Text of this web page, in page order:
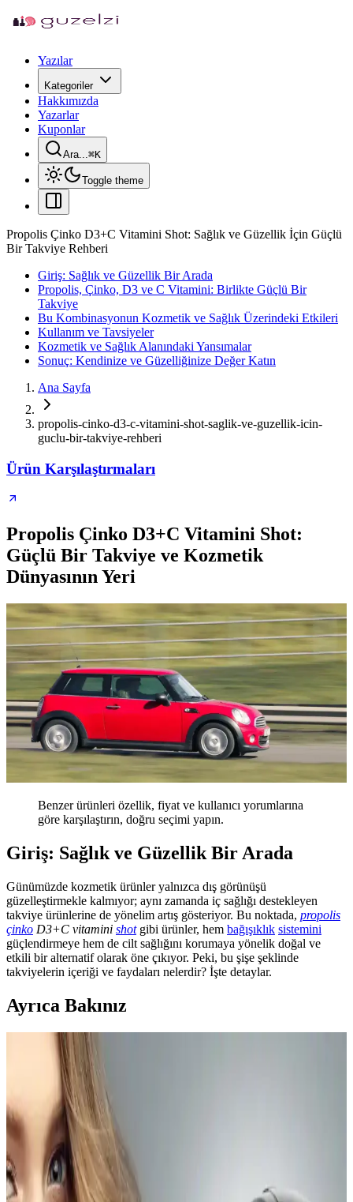
Yazılar
Kategoriler
Hakkımızda
Yazarlar
Kuponlar
Ara...⌘K
Toggle theme
Propolis Çinko D3+C Vitamini Shot: Sağlık ve Güzellik İçin Güçlü
Bir Takviye Rehberi
Giriş: Sağlık ve Güzellik Bir Arada
Propolis, Çinko, D3 ve C Vitamini: Birlikte Güçlü Bir
Takviye
Bu Kombinasyonun Kozmetik ve Sağlık Üzerindeki Etkileri
Kullanım ve Tavsiyeler
Kozmetik ve Sağlık Alanındaki Yansımalar
Sonuç: Kendinize ve Güzelliğinize Değer Katın
Ana Sayfa
propolis-cinko-d3-c-vitamini-shot-saglik-ve-guzellik-icin-
guclu-bir-takviye-rehberi
Ürün Karşılaştırmaları
Propolis Çinko D3+C Vitamini Shot:
Güçlü Bir Takviye ve Kozmetik
Dünyasının Yeri
Benzer ürünleri özellik, fiyat ve kullanıcı yorumlarına
göre karşılaştırın, doğru seçimi yapın.
Giriş: Sağlık ve Güzellik Bir Arada
Günümüzde kozmetik ürünler yalnızca dış görünüşü
güzelleştirmekle kalmıyor; aynı zamanda iç sağlığı destekleyen
takviye ürünlerine de yönelim artış gösteriyor. Bu noktada, propolis
çinko D3+C vitamini shotgibi ürünler, hem bağışıklık sistemini
güçlendirmeye hem de cilt sağlığını korumaya yönelik doğal ve
etkili bir alternatif olarak öne çıkıyor. Peki, bu şişe şeklinde
takviyelerin içeriği ve faydaları nelerdir? İşte detaylar.
Ayrıca Bakınız
Hemorox 3'lü Krem Seti ile Hemoroid
Rahatsızlıklarına Etkili Çözüm Sunar
Hemorox 3'lü krem seti, hemoroidlerin neden olduğu rahatsızlıkları
hafifletir, şişlikleri azaltır ve iyileşme sürecini hızlandırır, düzenli
kullanımda kısa sürede etkili sonuçlar sağlar.
2024 Yılında En İyi Kaşıntı Kremleri ve Kullanım
İpuçları